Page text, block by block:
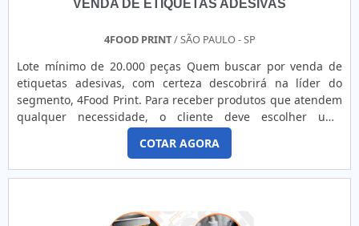
VENDA DE ETIQUETAS ADESIVAS
4FOOD PRINT/ SÃO PAULO - SP
Lote mínimo de 20.000 peças Quem buscar por venda de
etiquetas adesivas, com certeza descobrirá na líder do
segmento, 4Food Print. Para receber produtos que atendem
qualquer necessidade, o cliente deve escolher uma
organização que se destaque por um bom suporte pré-
venda e tenha ampla experiência no ramo.Quando a
temática é venda de etiquetas adesivas, com a melhor mão
de obra da 4Food Print o cliente obterá assertividade e
COTAR AGORA